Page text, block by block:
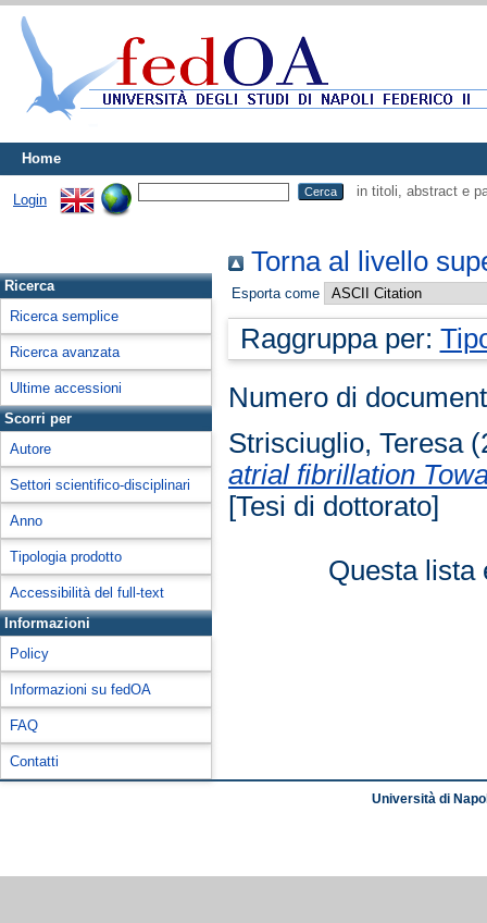
Home
Login
in titoli, abstract e
Ricerca
Ricerca semplice
Ricerca avanzata
Ultime accessioni
Scorri per
Autore
Settori scientifico-disciplinari
Anno
Tipologia prodotto
Accessibilità del full-text
Informazioni
Policy
Informazioni su fedOA
FAQ
Contatti
Torna al livello
Esporta come
Raggruppa per:
Numero di
Strisciuglio, Teresa
atrial fibrillation
[Tesi di dottorato]
Questa lista
Università di